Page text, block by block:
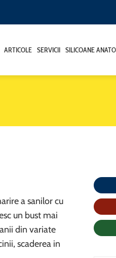
ARTICOLE SERVICII SILICOANE
a sanilor cu
un bust mai
din variate
scaderea in